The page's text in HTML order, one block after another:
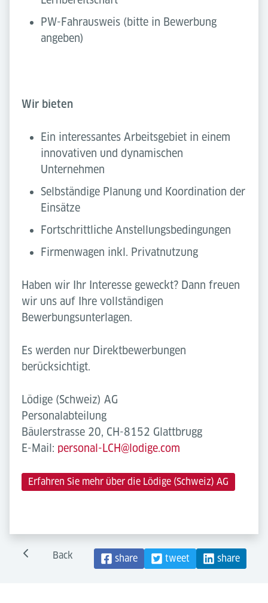
PW-Fahrausweis (bitte in Bewerbung
angeben)
Wir bieten
Ein interessantes Arbeitsgebiet in einem
innovativen und dynamischen
Unternehmen
Selbständige Planung und Koordination der
Einsätze
Fortschrittliche Anstellungsbedingungen
Firmenwagen inkl. Privatnutzung
Haben wir Ihr Interesse geweckt? Dann freuen
wir uns auf Ihre vollständigen
Bewerbungsunterlagen.
Es werden nur Direktbewerbungen
berücksichtigt.
Lödige (Schweiz) AG
Personalabteilung
Bäulerstrasse 20, CH-8152 Glattbrugg
E-Mail: personal-LCH@lodige.com
Erfahren Sie mehr über die Lödige (Schweiz) AG
Back share tweet share